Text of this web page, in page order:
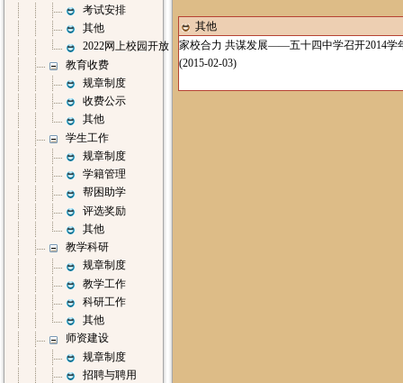
考试安排
其他
2022网上校园开放
教育收费
规章制度
收费公示
其他
学生工作
规章制度
学籍管理
帮困助学
评选奖励
其他
教学科研
规章制度
教学工作
科研工作
其他
师资建设
规章制度
招聘与聘用
其他
家校合力 共谋发展——五十四中学召开2014学
(2015-02-03)